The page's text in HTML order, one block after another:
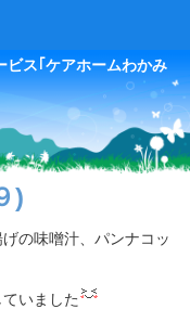
ビス｢ケアホームわかみ
)
の味噌汁、パンナコッ
いました